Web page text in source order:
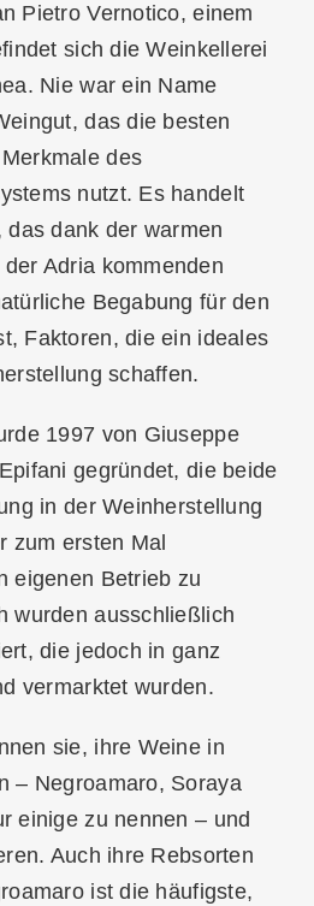
Pietro Vernotico, einem
sich die Weinkellerei
Nie war ein Name
das die besten
des
nutzt. Es handelt
dank der warmen
Adria kommenden
Begabung für den
Faktoren, die ein ideales
schaffen.
1997 von Giuseppe
gegründet, die beide
in der Weinherstellung
zum ersten Mal
eigenen Betrieb zu
wurden ausschließlich
die jedoch in ganz
vermarktet wurden.
sie, ihre Weine in
– Negroamaro, Soraya
einige zu nennen – und
Auch ihre Rebsorten
ist die häufigste,